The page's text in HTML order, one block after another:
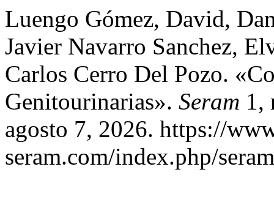
Luengo Gómez, David,
Javier Navarro Sanchez,
Carlos Cerro Del Pozo.
Genitourinarias». Seram 1,
agosto 7, 2026. https://
seram.com/index.php/